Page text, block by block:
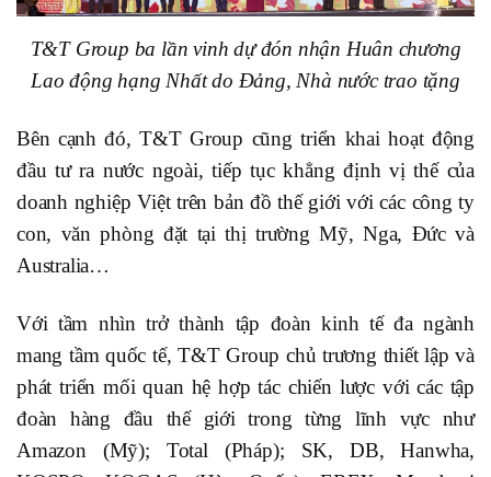
T&T Group ba lần vinh dự đón nhận Huân chương
Lao động hạng Nhất do Đảng, Nhà nước trao tặng
Bên cạnh đó, T&T Group cũng triển khai hoạt động
đầu tư ra nước ngoài, tiếp tục khẳng định vị thế của
doanh nghiệp Việt trên bản đồ thế giới với các công ty
con, văn phòng đặt tại thị trường Mỹ, Nga, Đức và
Australia…
Với tầm nhìn trở thành tập đoàn kinh tế đa ngành
mang tầm quốc tế, T&T Group chủ trương thiết lập và
phát triển mối quan hệ hợp tác chiến lược với các tập
đoàn hàng đầu thế giới trong từng lĩnh vực như
Amazon (Mỹ); Total (Pháp); SK, DB, Hanwha,